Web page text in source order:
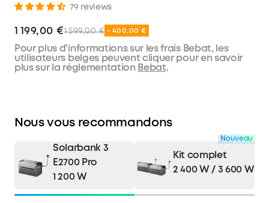
79 reviews
1 199,00 €1 599,00 € - 400,00 €
Pour plus d'informations sur les frais Bebat, les
utilisateurs belges peuvent cliquer pour en savoir
plus sur la réglementation Bebat.
Nous vous recommandons
Solarbank 3
E2700 Pro
1 200 W
Kit complet
2 400 W / 3 600 W
Nouveau